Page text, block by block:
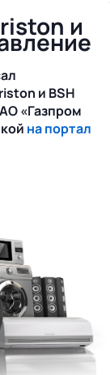
и
и BSH
АО «Газпром
на портал